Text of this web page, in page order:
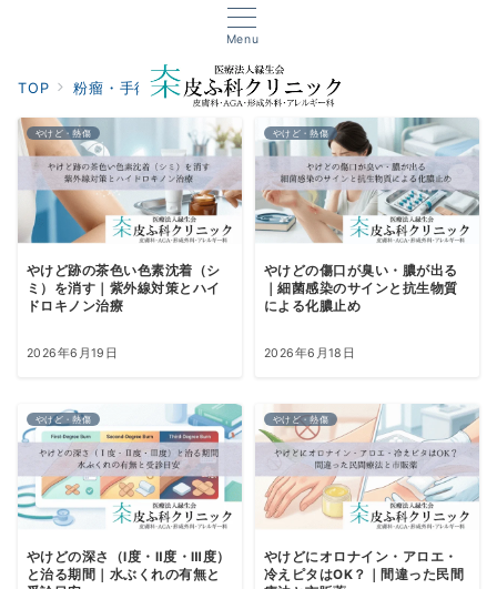
Menu
TOP 粉瘤・手術・外傷 やけど・熱傷
やけど・熱傷
やけど跡の茶色い色素沈着（シ
ミ）を消す｜紫外線対策とハイ
ドロキノン治療
2026年6月19日
やけど・熱傷
やけどの傷口が臭い・膿が出る
｜細菌感染のサインと抗生物質
による化膿止め
2026年6月18日
やけど・熱傷
やけどの深さ（Ⅰ度・Ⅱ度・Ⅲ度）
と治る期間｜水ぶくれの有無と
やけど・熱傷
やけどにオロナイン・アロエ・
冷えピタはOK？｜間違った民間